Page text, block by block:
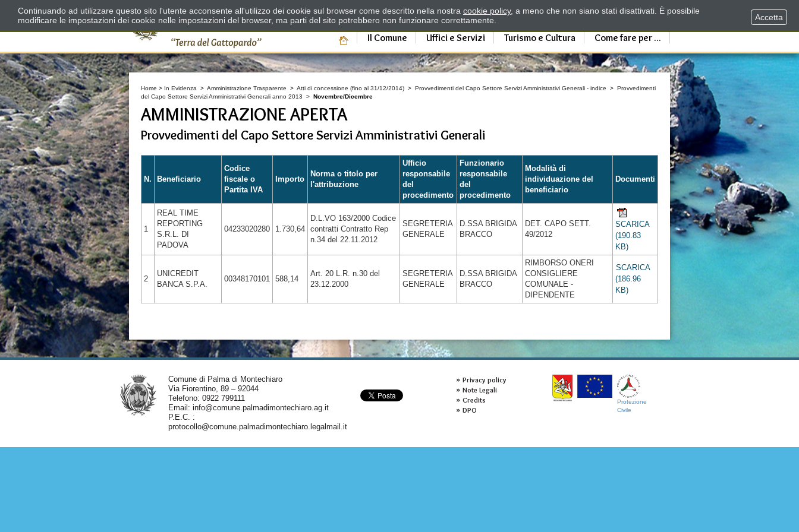
Il Comune Uffici e Servizi Turismo e Cultura Come fare per ...
Home > In Evidenza > Amministrazione Trasparente > Atti di concessione (fino al 31/12/2014) > Provvedimenti del Capo Settore Servizi Amministrativi Generali - indice > Provvedimenti
del Capo Settore Servizi Amministrativi Generali anno 2013 > Novembre/Dicembre
AMMINISTRAZIONE APERTA
Provvedimenti del Capo Settore Servizi Amministrativi Generali
N. Beneficiario
Codice
fiscale o
Partita IVA
Importo
Norma o titolo per
l'attribuzione
Ufficio
responsabile
del
procedimento
Funzionario
responsabile
del
procedimento
Modalità di
individuazione del
beneficiario
Documenti
1
REAL TIME
REPORTING
S.R.L. DI
PADOVA
04233020280 1.730,64
D.L.VO 163/2000 Codice
contratti Contratto Rep
n.34 del 22.11.2012
SEGRETERIA
GENERALE
D.SSA BRIGIDA
BRACCO
DET. CAPO SETT.
49/2012
SCARICA
(190.83
KB)
2
UNICREDIT
BANCA S.P.A.
00348170101 588,14
Art. 20 L.R. n.30 del
23.12.2000
SEGRETERIA
GENERALE
D.SSA BRIGIDA
BRACCO
RIMBORSO ONERI
CONSIGLIERE
COMUNALE -
DIPENDENTE
SCARICA
(186.96
KB)
Comune di Palma di Montechiaro
Via Fiorentino, 89 – 92044
Telefono: 0922 799111
Email: info@comune.palmadimontechiaro.ag.it
P.E.C. :
protocollo@comune.palmadimontechiaro.legalmail.it
Privacy policy
Note Legali
Credits
DPO
Protezione
Civile
Continuando ad utilizzare questo sito l'utente acconsente all'utilizzo dei cookie sul browser come descritto nella nostra cookie policy, a meno che non siano stati disattivati. È possibile
modificare le impostazioni dei cookie nelle impostazioni del browser, ma parti del sito potrebbero non funzionare correttamente.
Accetta